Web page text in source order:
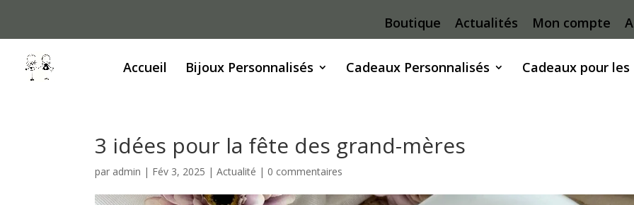
Boutique Actualités Mon compte
Accueil Bijoux Personnalisés Cadeaux Personnalisés Cadeaux pour les
3 idées pour la fête des grand-mères
par admin | Fév 3, 2025 |Actualité | 0 commentaires